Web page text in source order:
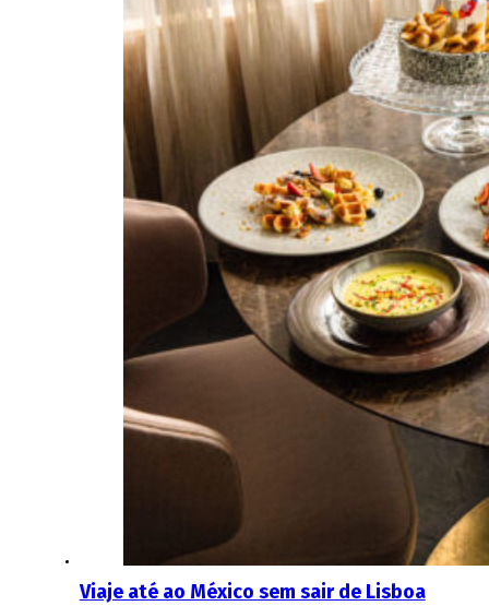
Viaje até ao México sem sair de Lisboa